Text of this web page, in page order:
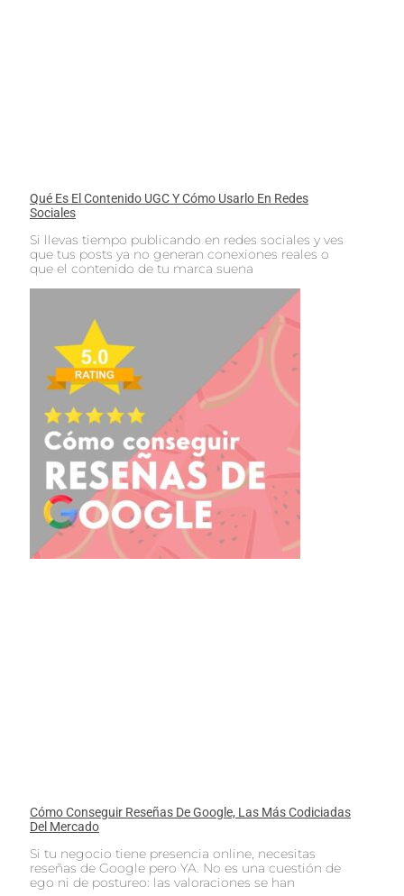
Qué Es El Contenido UGC Y Cómo Usarlo En Redes
Sociales
Si llevas tiempo publicando en redes sociales y ves
que tus posts ya no generan conexiones reales o
que el contenido de tu marca suena
Cómo Conseguir Reseñas De Google, Las Más Codiciadas
Del Mercado
Si tu negocio tiene presencia online, necesitas
reseñas de Google pero YA. No es una cuestión de
ego ni de postureo: las valoraciones se han